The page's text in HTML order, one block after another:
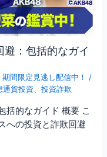
：包括的なガイ
期間限定見逃し配信中！ /
通貨投資、投資詐欺
括的なガイド 概要 こ
への投資と詐欺回避